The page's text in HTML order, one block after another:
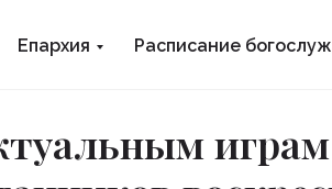
Епархия Расписание
играм